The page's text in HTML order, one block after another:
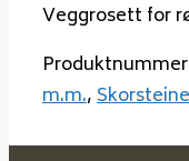
Veggrosett for
m.m.,